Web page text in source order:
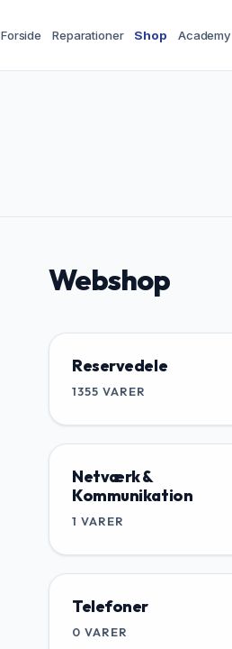
Forside Reparationer Shop Academy
Webshop
Reservedele
1355 VARER
Netværk &
Kommunikation
1 VARER
Telefoner
0 VARER